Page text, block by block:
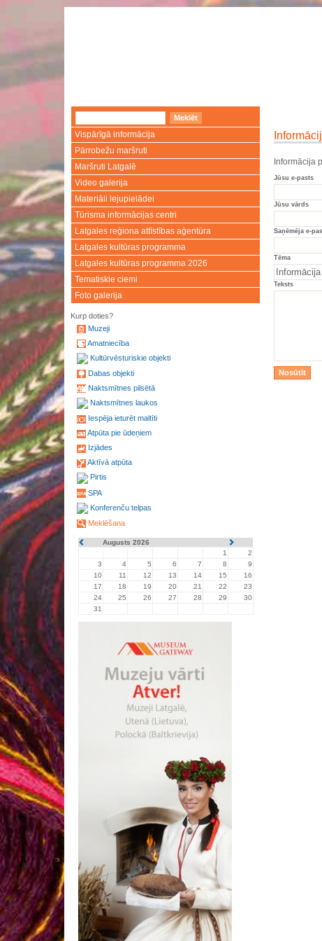
Vispārīgā informācija
Pārrobežu maršruti
Maršruti Latgalē
Video galerija
Materiāli lejupielādei
Tūrisma informācijas centri
Latgales reģiona attīstības aģentūra
Latgales kultūras programma
Latgales kultūras programma 2026
Tematiskie ciemi
Foto galerija
Kurp doties?
Muzeji
Amatniecība
Kultūrvēsturiskie objekti
Dabas objekti
Naktsmītnes pilsētā
Naktsmītnes laukos
Iespēja ieturēt maltīti
Atpūta pie ūdeņiem
Izjādes
Aktīvā atpūta
Pirtis
SPA
Konferenču telpas
Meklēšana
Augusts 2026
1
2
3
4 5 6 7 8
9
10
11 12 13 14 15
16
17
18 19 20 21 22
23
24
25 26 27 28 29
30
31
Informācija
Jūsu e-pasts
Jūsu vārds
Saņēmēja e-
Tēma
Teksts